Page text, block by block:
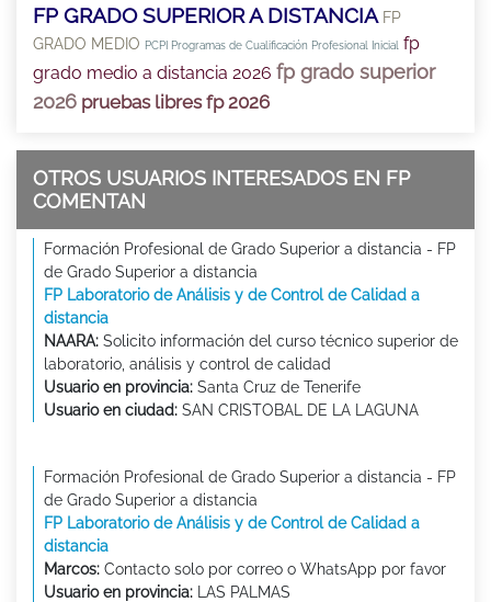
FP GRADO SUPERIOR A DISTANCIA FP
GRADO MEDIO PCPI Programas de Cualificación Profesional Inicial
fp
grado medio a distancia 2026 fp grado superior
2026 pruebas libres fp 2026
OTROS USUARIOS INTERESADOS EN FP
COMENTAN
Formación Profesional de Grado Superior a distancia - FP
de Grado Superior a distancia
FP Laboratorio de Análisis y de Control de Calidad a
distancia
NAARA: Solicito información del curso técnico superior de
laboratorio, análisis y control de calidad
Usuario en provincia: Santa Cruz de Tenerife
Usuario en ciudad: SAN CRISTOBAL DE LA LAGUNA
Formación Profesional de Grado Superior a distancia - FP
de Grado Superior a distancia
FP Laboratorio de Análisis y de Control de Calidad a
distancia
Marcos: Contacto solo por correo o WhatsApp por favor
Usuario en provincia: LAS PALMAS